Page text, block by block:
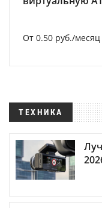
От 0.50 руб./месяц
ТЕХНИКА